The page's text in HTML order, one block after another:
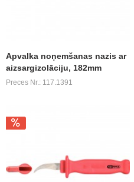
Apvalka noņemšanas nazis ar
aizsargizolāciju, 182mm
Preces Nr.: 117.1391